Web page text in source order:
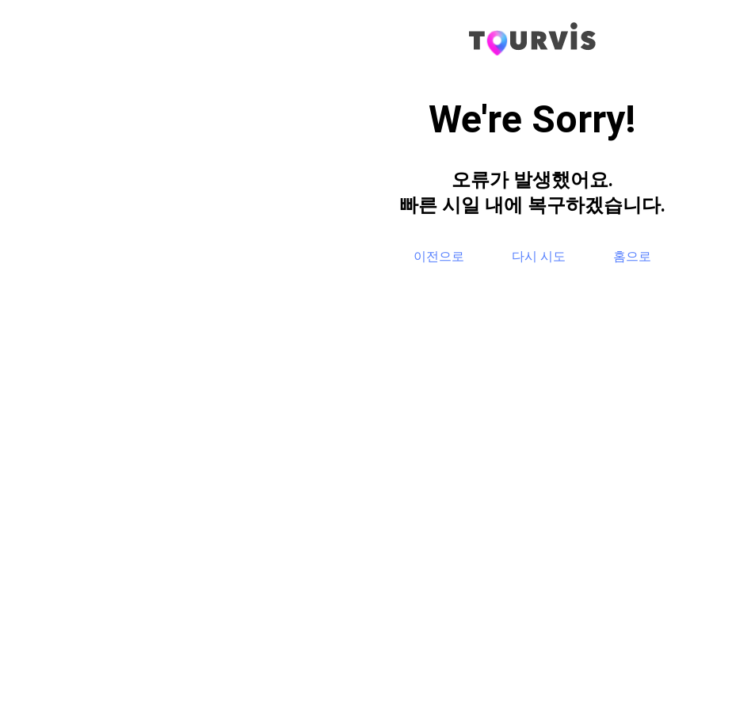
We're Sorry!
오류가 발생했어요.
빠른 시일 내에 복구하겠습니다.
이전으로 다시 시도 홈으로